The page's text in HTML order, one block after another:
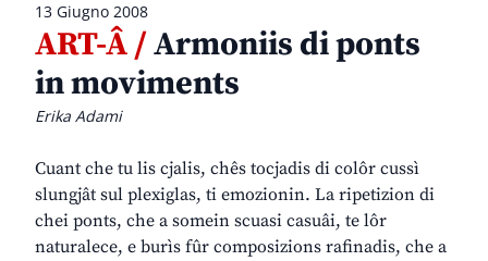
13 Giugno 2008
ART-Â /Armoniis di ponts
in moviments
Erika Adami
Cuant che tu lis cjalis, chês tocjadis di colôr cussì
slungjât sul plexiglas, ti emozionin. La ripetizion di
chei ponts, che a somein scuasi casuâi, te lôr
naturalece, e burìs fûr composizions rafinadis, che a